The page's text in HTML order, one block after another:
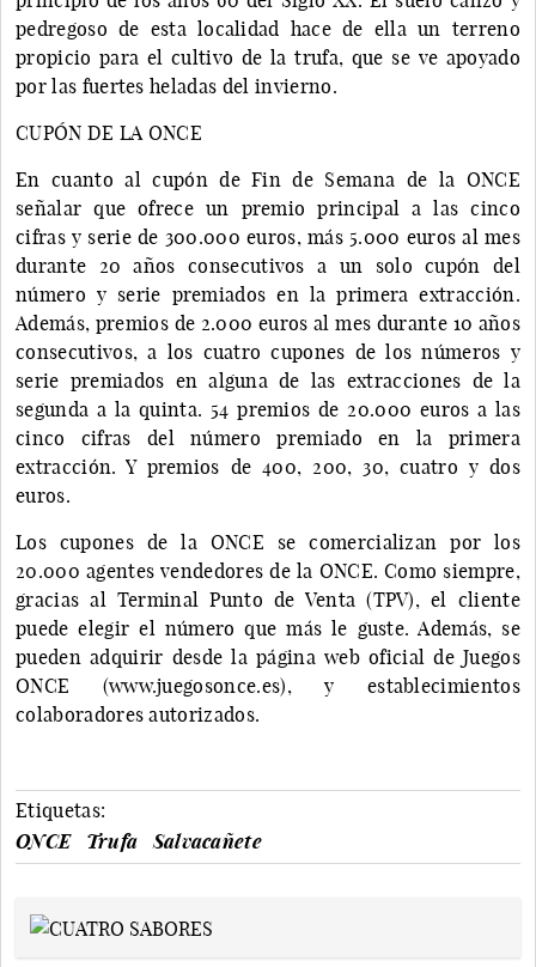
pedregoso de esta localidad hace de ella un terreno
propicio para el cultivo de la trufa, que se ve apoyado
por las fuertes heladas del invierno.
CUPÓN DE LA ONCE
En cuanto al cupón de Fin de Semana de la ONCE
señalar que ofrece un premio principal a las cinco
cifras y serie de 300.000 euros, más 5.000 euros al mes
durante 20 años consecutivos a un solo cupón del
número y serie premiados en la primera extracción.
Además, premios de 2.000 euros al mes durante 10 años
consecutivos, a los cuatro cupones de los números y
serie premiados en alguna de las extracciones de la
segunda a la quinta. 54 premios de 20.000 euros a las
cinco cifras del número premiado en la primera
extracción. Y premios de 400, 200, 30, cuatro y dos
euros.
Los cupones de la ONCE se comercializan por los
20.000 agentes vendedores de la ONCE. Como siempre,
gracias al Terminal Punto de Venta (TPV), el cliente
puede elegir el número que más le guste. Además, se
pueden adquirir desde la página web oficial de Juegos
ONCE (www.juegosonce.es), y establecimientos
colaboradores autorizados.
Etiquetas:
ONCE
Trufa Salvacañete